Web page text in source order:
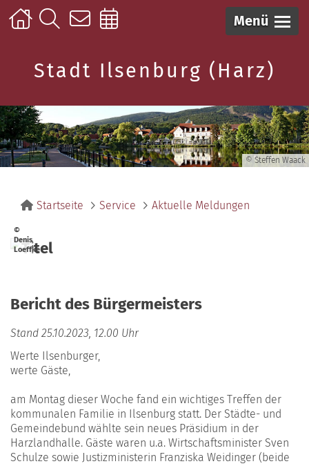
Menü
Stadt Ilsenburg (Harz)
© Steffen Waack
Startseite Service Aktuelle Meldungen
©
Denis
Loeffke
Bericht des Bürgermeisters
Stand 25.10.2023, 12.00 Uhr
Werte Ilsenburger,
werte Gäste,
am Montag dieser Woche fand ein wichtiges Treffen der
kommunalen Familie in Ilsenburg statt. Der Städte- und
Gemeindebund wählte sein neues Präsidium in der
Harzlandhalle. Gäste waren u.a. Wirtschaftsminister Sven
Schulze sowie Justizministerin Franziska Weidinger (beide